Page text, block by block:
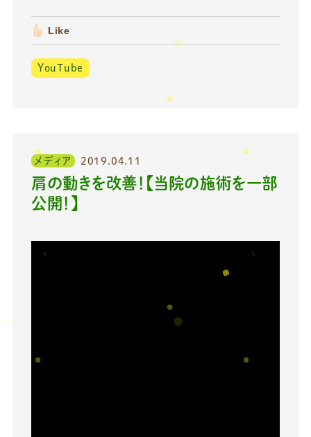
Like
YouTube
メディア 2019.04.11
肩の動きを改善！【当院の施術を一部
公開！】